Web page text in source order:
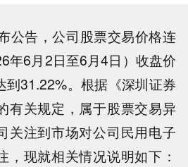
公告，公司股票交易价格连
年6月2日至6月4日）收盘价
到31.22%。根据《深圳证券
有关规定，属于股票交易异
关注到市场对公司民用电子
，现就相关情况说明如下：